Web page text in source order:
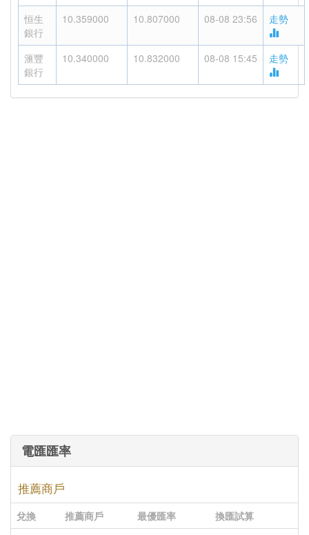
恒生
銀行
10.359000 10.807000 08-08 23:56 走勢
滙豐
銀行
10.340000 10.832000 08-08 15:45 走勢
電匯匯率
推薦商戶
兌換 推薦商戶 最優匯率
換匯試算